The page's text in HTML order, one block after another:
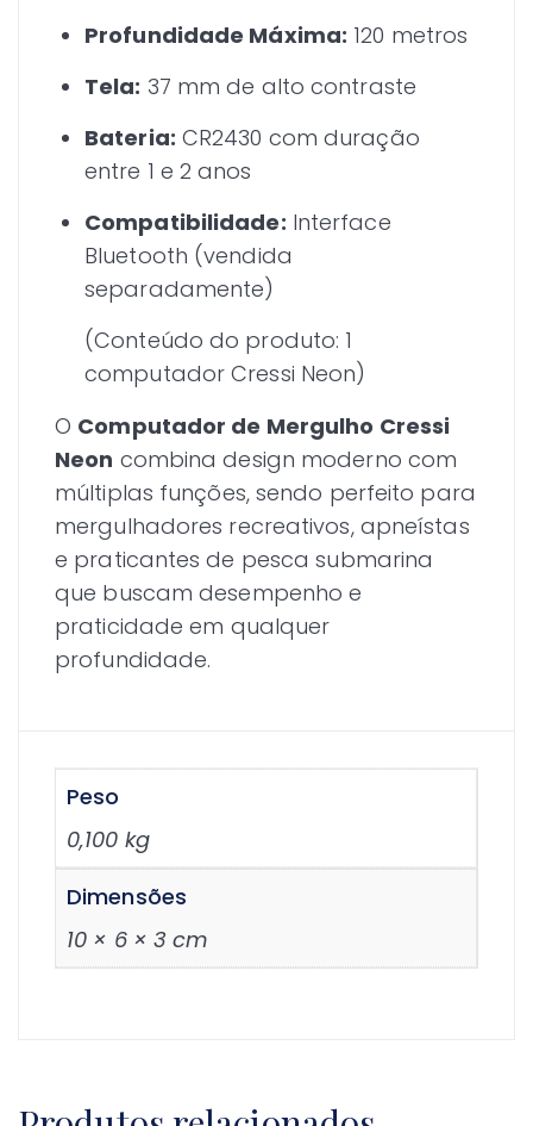
Profundidade Máxima: 120 metros
Tela: 37 mm de alto contraste
Bateria: CR2430 com duração
entre 1 e 2 anos
Compatibilidade: Interface
Bluetooth (vendida
separadamente)
(Conteúdo do produto: 1
computador Cressi Neon)
O Computador de Mergulho Cressi
Neon combina design moderno com
múltiplas funções, sendo perfeito para
mergulhadores recreativos, apneístas
e praticantes de pesca submarina
que buscam desempenho e
praticidade em qualquer
profundidade.
Peso
0,100 kg
Dimensões
10 × 6 × 3 cm